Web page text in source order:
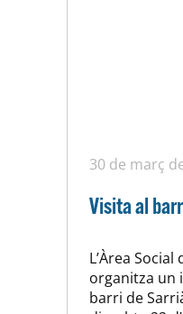
30 de març
Visita al
L’Àrea Social
organitza un
barri de